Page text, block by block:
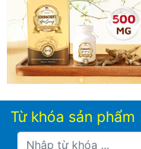
Từ khóa sản phẩm